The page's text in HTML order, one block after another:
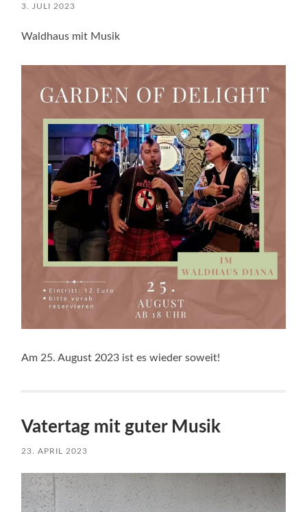
3. JULI 2023
Waldhaus mit Musik
Am 25. August 2023 ist es wieder soweit!
Vatertag mit guter Musik
23. APRIL 2023